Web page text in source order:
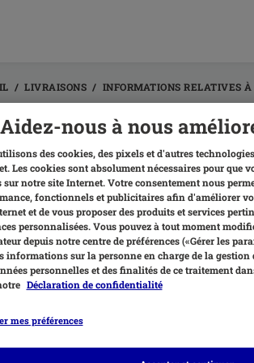
LIVRAISONS INFORMATIONS RELATIVES
de livraison
?
renseigner des adresses de livraison
:
souhaitez changer votre adresse de livraison
que celle de livraison » située au bas du
Aidez-nous à nous
des cookies, des pixels et d'autres
Les cookies sont absolument nécessaires pour que
sur notre site Internet. Votre consentement nous
fonctionnels et publicitaires afin d'améliorer
et de vous proposer des produits et services
personnalisées. Vous pouvez à tout moment
depuis notre centre de préférences («Gérer les
informations sur la personne en charge de la gestion
personnelles et des finalités de ce traitement
Déclaration de confidentialité
mes préférences